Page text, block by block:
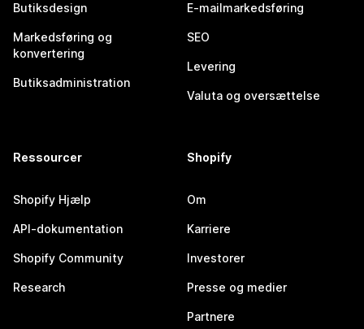
Butiksdesign
Markedsføring og
konvertering
Butiksadministration
E-mailmarkedsføring
SEO
Levering
Valuta og oversættelse
Ressourcer
Shopify Hjælp
API-dokumentation
Shopify Community
Research
Shopify
Om
Karriere
Investorer
Presse og medier
Partnere